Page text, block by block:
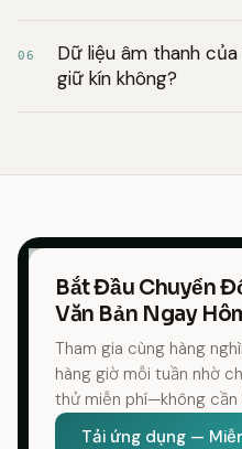
06
Dữ liệu âm thanh
giữ kín không?
Bắt Đầu Chuyển
Văn Bản Ngay
Tham gia cùng hàng
hàng giờ mỗi tuần nhờ
thử miễn phí—không
Tải ứng dụng —